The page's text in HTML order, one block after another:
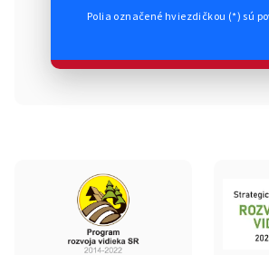
Polia označené hviezdičkou (*) sú